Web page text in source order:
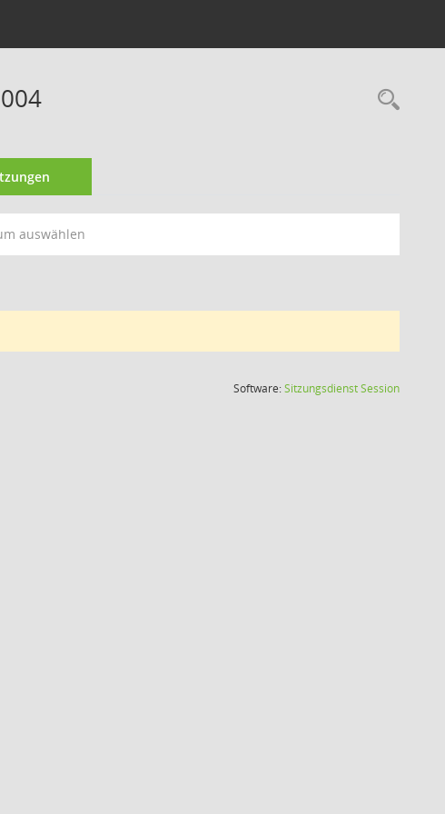
auswählen
Software:SitzungsdienstSession(Wird in